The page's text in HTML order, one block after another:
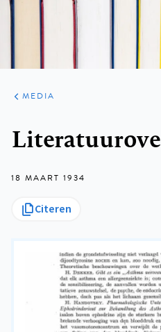
ARTIKELEN
VARIA
MEDIA
18 MAART 1934
Citeren